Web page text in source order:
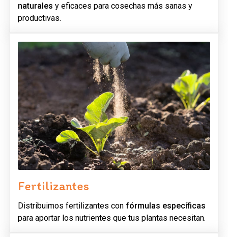
naturales y eficaces para cosechas más sanas y
productivas.
Fertilizantes
Distribuimos fertilizantes con fórmulas específicas
para aportar los nutrientes que tus plantas necesitan.